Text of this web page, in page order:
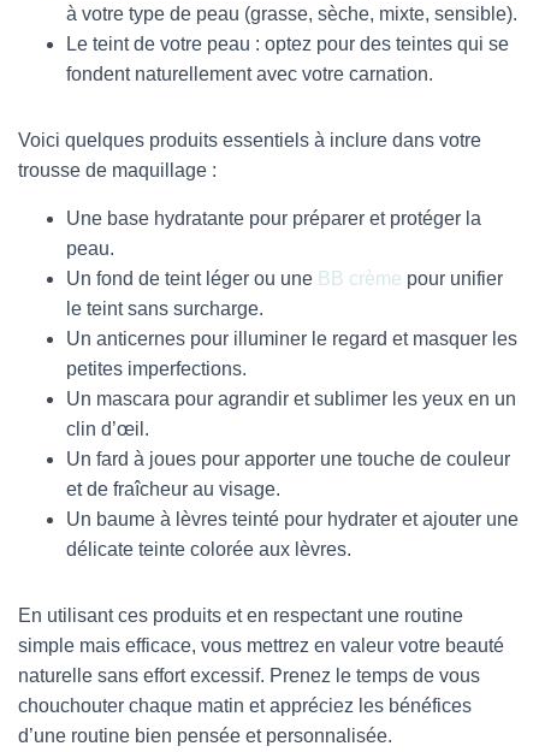
à votre type de peau (grasse, sèche, mixte, sensible).
Le teint de votre peau : optez pour des teintes qui se
fondent naturellement avec votre carnation.
Voici quelques produits essentiels à inclure dans votre
trousse de maquillage :
Une base hydratante pour préparer et protéger la
peau.
Un fond de teint léger ou une BB crème pour unifier
le teint sans surcharge.
Un anticernes pour illuminer le regard et masquer les
petites imperfections.
Un mascara pour agrandir et sublimer les yeux en un
clin d’œil.
Un fard à joues pour apporter une touche de couleur
et de fraîcheur au visage.
Un baume à lèvres teinté pour hydrater et ajouter une
délicate teinte colorée aux lèvres.
En utilisant ces produits et en respectant une routine
simple mais efficace, vous mettrez en valeur votre beauté
naturelle sans effort excessif. Prenez le temps de vous
chouchouter chaque matin et appréciez les bénéfices
d’une routine bien pensée et personnalisée.